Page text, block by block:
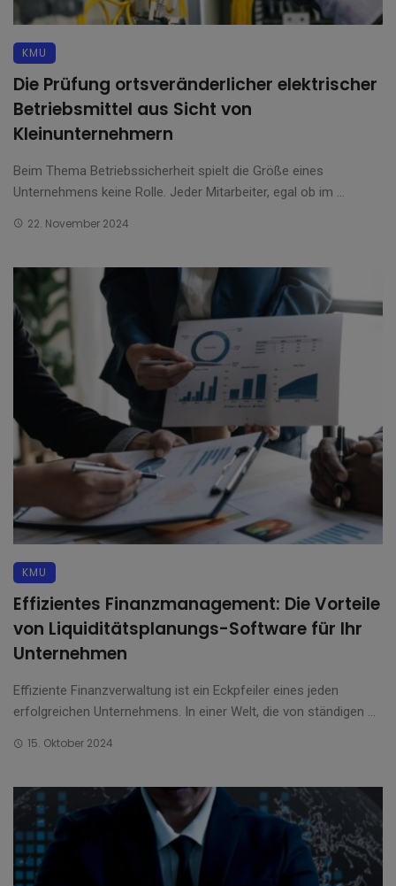
KMU
Die Prüfung ortsveränderlicher elektrischer
Betriebsmittel aus Sicht von
Kleinunternehmern
Beim Thema Betriebssicherheit spielt die Größe eines
Unternehmens keine Rolle. Jeder Mitarbeiter, egal ob im ...
22. November 2024
KMU
Effizientes Finanzmanagement: Die Vorteile
von Liquiditätsplanungs-Software für Ihr
Unternehmen
Effiziente Finanzverwaltung ist ein Eckpfeiler eines jeden
erfolgreichen Unternehmens. In einer Welt, die von ständigen ...
15. Oktober 2024